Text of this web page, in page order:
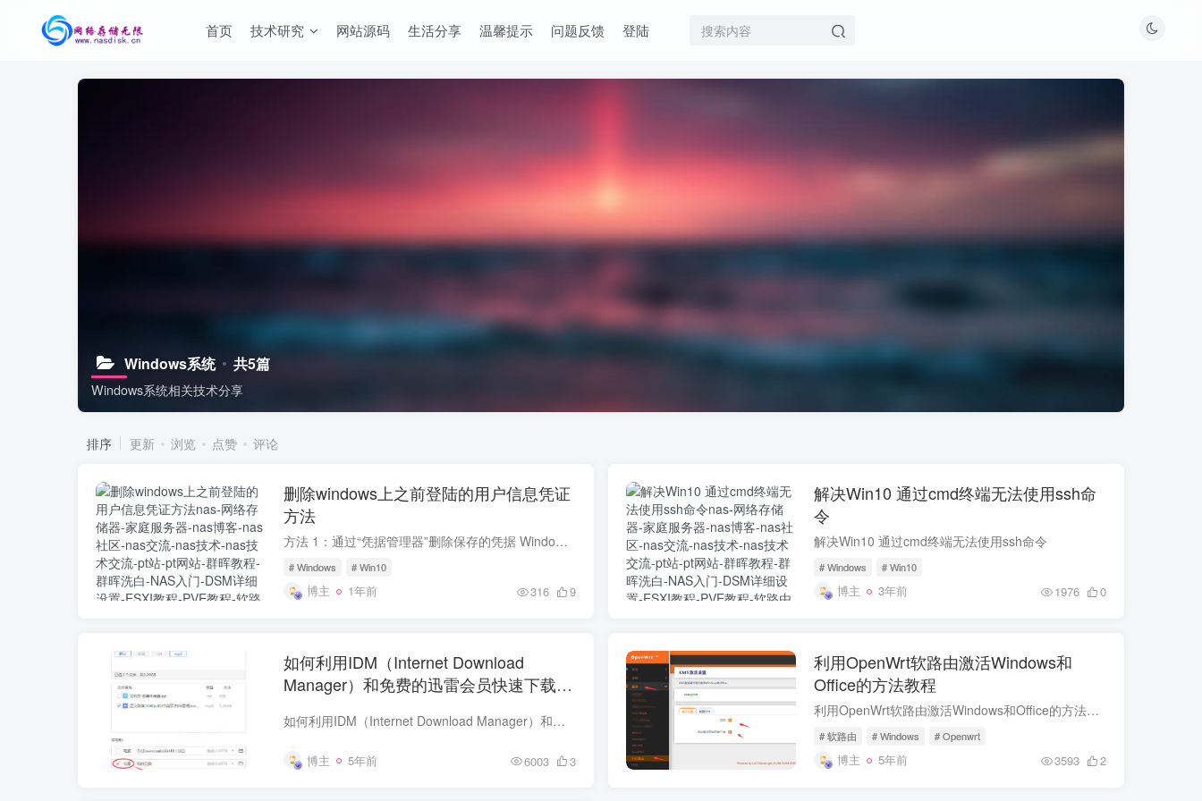
首页 技术研究 网站源码 生活分享 温馨提示 问题反馈 登陆
Windows系统 共5篇
Windows系统相关技术分享
排序 更新 浏览 点赞 评论
删除windows上之前登陆的用户信息凭证
方法
方法 1：通过“凭据管理器”删除保存的凭据 Windows 提供了一个内置工具“凭据管理器”，用于管理和删除保存的登录信息。 步骤： 打开凭据管理器 ： 按下 Win + S 打开搜索框，输入“凭据管理器...
# Windows # Win10
博主 1年前 316 9
解决Win10 通过cmd终端无法使用ssh命
令
解决Win10 通过cmd终端无法使用ssh命令
# Windows # Win10
博主 3年前 1976 0
如何利用IDM（Internet Download
Manager）和免费的迅雷会员快速下载磁
如何利用IDM（Internet Download Manager）和免费的迅雷会员快速下载磁力链接方法
博主 5年前 6003 3
利用OpenWrt软路由激活Windows和
Office的方法教程
利用OpenWrt软路由激活Windows和Office的方法教程
# 软路由 # Windows # Openwrt
博主 5年前 3593 2